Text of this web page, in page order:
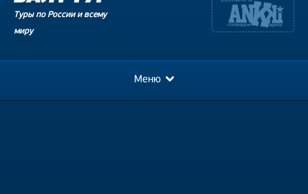
Туры по России и всему
миру
Меню